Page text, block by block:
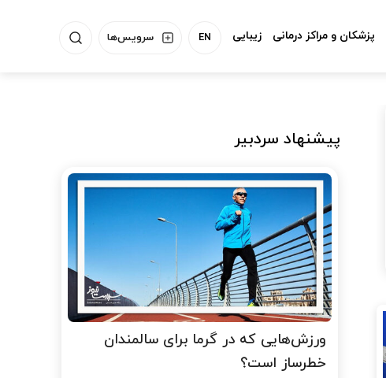
سرویس‌ها EN پزشکان و مراکز درمانی زیبایی
پیشنهاد سردبیر
ورزش‌هایی که در گرما برای سالمندان
خطرساز است؟